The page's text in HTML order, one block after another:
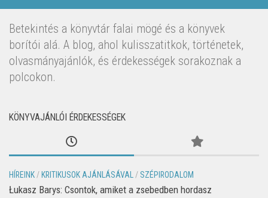
Betekintés a könyvtár falai mögé és a könyvek
borítói alá. A blog, ahol kulisszatitkok, történetek,
olvasmányajánlók, és érdekességek sorakoznak a
polcokon.
KÖNYVAJÁNLÓI ÉRDEKESSÉGEK
HÍREINK / KRITIKUSOK AJÁNLÁSÁVAL / SZÉPIRODALOM
Łukasz Barys: Csontok, amiket a zsebedben hordasz